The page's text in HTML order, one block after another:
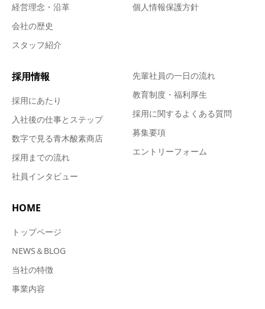
経営理念・沿革
会社の歴史
スタッフ紹介
個人情報保護方針
採用情報
採用にあたり
入社後の仕事とステップ
数字で見る青木酸素商店
採用までの流れ
社員インタビュー
先輩社員の一日の流れ
教育制度・福利厚生
採用に関するよくある質問
募集要項
エントリーフォーム
HOME
トップページ
NEWS＆BLOG
当社の特徴
事業内容